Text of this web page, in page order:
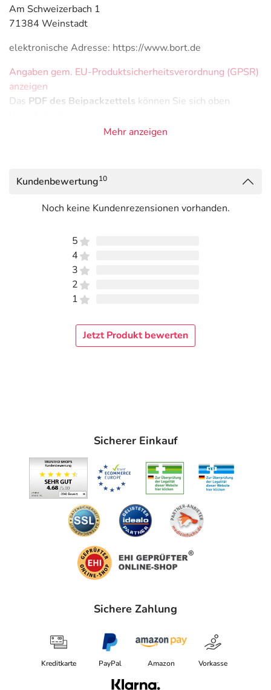
Am Schweizerbach 1
71384 Weinstadt
elektronische Adresse: https://www.bort.de
Angaben gem. EU-Produktsicherheitsverordnung (GPSR)
anzeigen
Das PDF des Beipackzettels können Sie sich oben
Mehr anzeigen
Kundenbewertung10
Noch keine Kundenrezensionen vorhanden.
5
4
3
2
1
Jetzt Produkt bewerten
Sicherer Einkauf
Sichere Zahlung
Kreditkarte PayPal Amazon Vorkasse